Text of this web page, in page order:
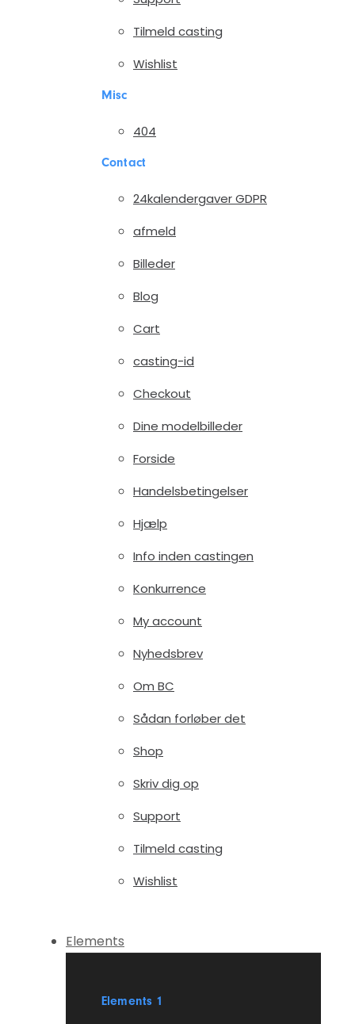
Tilmeld casting
Wishlist
Misc
404
Contact
24kalendergaver GDPR
afmeld
Billeder
Blog
Cart
casting-id
Checkout
Dine modelbilleder
Forside
Handelsbetingelser
Hjælp
Info inden castingen
Konkurrence
My account
Nyhedsbrev
Om BC
Sådan forløber det
Shop
Skriv dig op
Support
Tilmeld casting
Wishlist
Elements
Elements 1